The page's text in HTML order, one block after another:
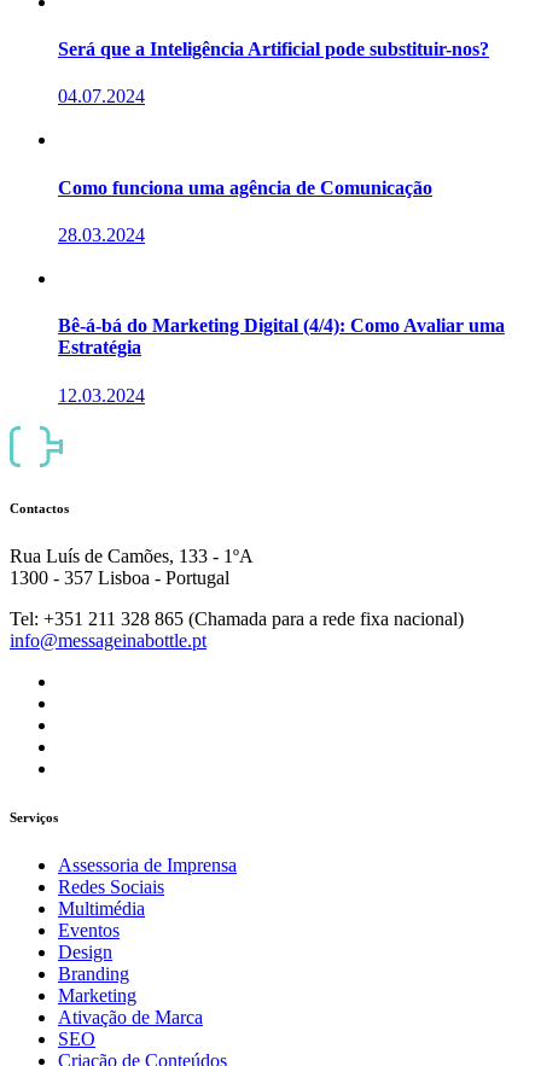
Será que a Inteligência Artificial pode substituir-nos?
04.07.2024
Como funciona uma agência de Comunicação
28.03.2024
Bê-á-bá do Marketing Digital (4/4): Como Avaliar uma
Estratégia
12.03.2024
Contactos
Rua Luís de Camões, 133 - 1ºA
1300 - 357 Lisboa - Portugal
Tel: +351 211 328 865 (Chamada para a rede fixa nacional)
info@messageinabottle.pt
Serviços
Assessoria de Imprensa
Redes Sociais
Multimédia
Eventos
Design
Branding
Marketing
Ativação de Marca
SEO
Criação de Conteúdos